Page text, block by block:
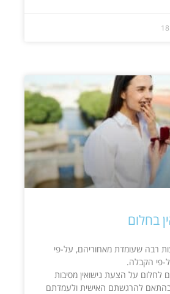
בחלום
רבה שעומדת מאחוריהם, על-פי
פי הקבלה.
לחלום על הצעת נישואין מסיבות
בהתאם להרגשתם האישית ולעמדתם